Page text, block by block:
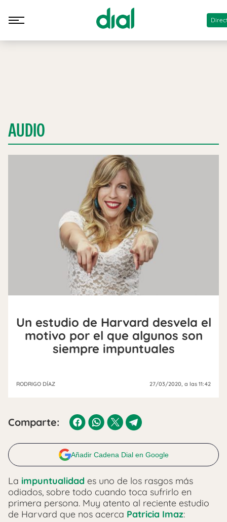
AUDIO
Un estudio de Harvard desvela el
motivo por el que algunos son
siempre impuntuales
RODRIGO DÍAZ 27/03/2020 , a las 11:42
Comparte:
Añadir Cadena Dial en Google
La impuntualidad es uno de los rasgos más
odiados, sobre todo cuando toca sufrirlo en
primera persona. Muy atento al reciente estudio
de Harvard que nos acerca Patricia Imaz: